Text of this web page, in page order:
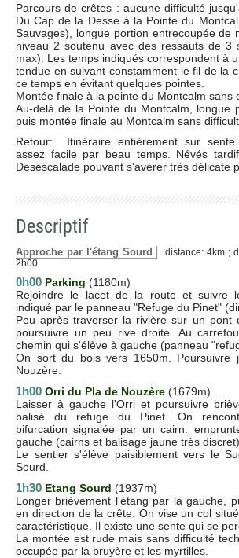
Parcours de crêtes : aucune difficulté
Du Cap de la Desse à la Pointe du
Sauvages), longue portion entrecoupée de
niveau 2 soutenu avec des ressauts de 3
max). Les temps indiqués correspondent à
tendue en suivant constamment le fil de la
ce temps en évitant quelques pointes.
Montée finale à la pointe du Montcalm sans
Au-delà de la Pointe du Montcalm, longue
puis montée finale au Montcalm sans
Retour: Itinéraire entièrement sur sente
assez facile par beau temps. Névés
Desescalade pouvant s'avérer très délicate
Descriptif
Approche par l'étang Sourd
distance: 4km ;
2h00
0h00 Parking (1180m)
Rejoindre le lacet de la route et suivre
indiqué par le panneau "Refuge du Pinet"
Peu après traverser la rivière sur un pont
poursuivre un peu rive droite. Au
chemin qui s'élève à gauche (panneau
On sort du bois vers 1650m. Poursuivre
Nouzère.
1h00 Orri du Pla de Nouzère (1679m)
Laisser à gauche l'Orri et poursuivre
balisé du refuge du Pinet. On
bifurcation signalée par un cairn:
gauche (cairns et balisage jaune très discret).
Le sentier s'élève paisiblement vers le
Sourd.
1h30 Etang Sourd (1937m)
Longer brièvement l'étang par la gauche,
en direction de la crête. On vise un col
caractéristique. Il existe une sente qui se
La montée est rude mais sans difficulté
occupée par la bruyère et les myrtilles.